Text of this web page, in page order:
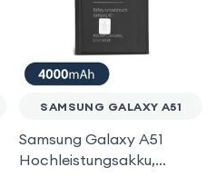
SAMSUNG GALAXY A51
Samsung Galaxy A51
Hochleistungsakku,